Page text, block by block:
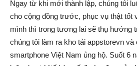
Ngay từ khi mới thành lập, chúng tôi
cho cộng đồng trước, phục vụ thật tốt
mình thì trong tương lai sẽ thụ hưởng
chúng tôi làm ra kho tải appstorevn
smartphone Việt Nam ủng hộ. Suốt 6